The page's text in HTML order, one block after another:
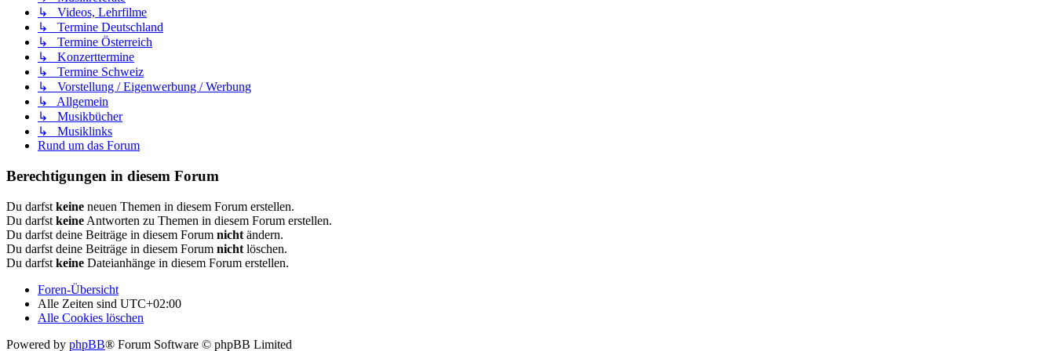
↳ Videos, Lehrfilme
↳ Termine Deutschland
↳ Termine Österreich
↳ Konzerttermine
↳ Termine Schweiz
↳ Vorstellung / Eigenwerbung / Werbung
↳ Allgemein
↳ Musikbücher
↳ Musiklinks
Rund um das Forum
Berechtigungen in diesem Forum
Du darfst keine neuen Themen in diesem Forum erstellen.
Du darfst keine Antworten zu Themen in diesem Forum erstellen.
Du darfst deine Beiträge in diesem Forum nicht ändern.
Du darfst deine Beiträge in diesem Forum nicht löschen.
Du darfst keine Dateianhänge in diesem Forum erstellen.
Foren-Übersicht
Alle Zeiten sind UTC+02:00
Alle Cookies löschen
Powered by phpBB® Forum Software © phpBB Limited